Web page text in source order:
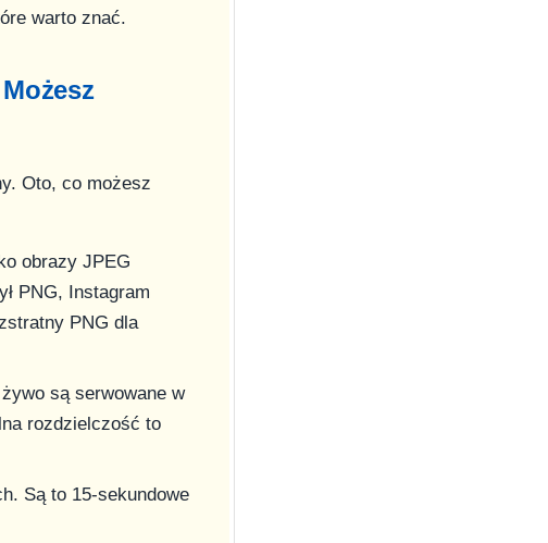
warto znać.
Oto, co możesz
obrazy JPEG
PNG, Instagram
PNG dla
są serwowane w
rozdzielczość to
Są to 15-sekundowe